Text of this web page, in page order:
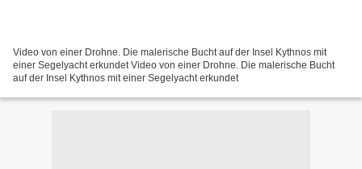
Video von einer Drohne. Die malerische Bucht auf der Insel Kythnos mit
einer Segelyacht erkundet Video von einer Drohne. Die malerische Bucht
auf der Insel Kythnos mit einer Segelyacht erkundet